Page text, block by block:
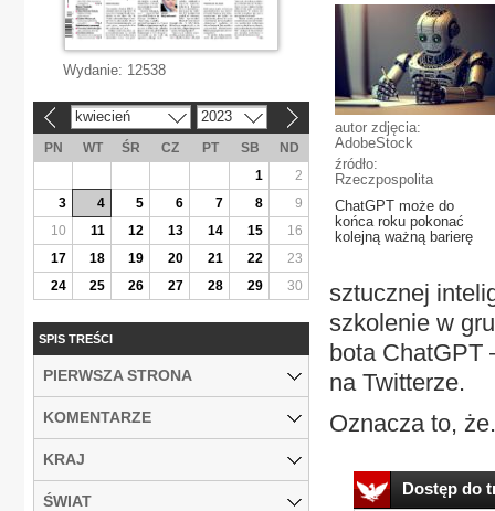
autor zdjęcia:
AdobeStock
źródło:
Rzeczpospolita
ChatGPT może do
końca roku pokonać
kolejną ważną barierę
sztucznej
szkolenie w
bota ChatGPT
na Twitterze.
Oznacza to,
Dostęp do
Wydanie: 12538
kwiecień 2023
PN WT ŚR CZ PT SB
ND
1
2
3
4 5 6 7 8
9
10
11 12 13 14 15
16
17
18 19 20 21 22
23
24
25 26 27 28 29 30
SPIS TREŚCI
PIERWSZA STRONA
KOMENTARZE
KRAJ
ŚWIAT